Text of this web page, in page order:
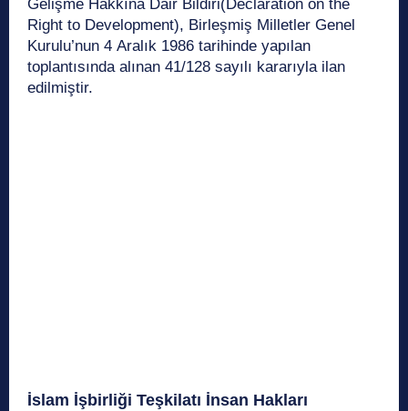
Gelişme Hakkına Dair Bildiri(Declaration on the
Right to Development), Birleşmiş Milletler Genel
Kurulu’nun 4 Aralık 1986 tarihinde yapılan
toplantısında alınan 41/128 sayılı kararıyla ilan
edilmiştir.
İslam İşbirliği Teşkilatı İnsan Hakları